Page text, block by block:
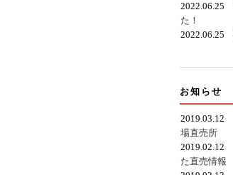
2022.06.25
た！
2022.06.25
お知らせ
2019.03.12
場直売所
2019.02.12
た直売情報